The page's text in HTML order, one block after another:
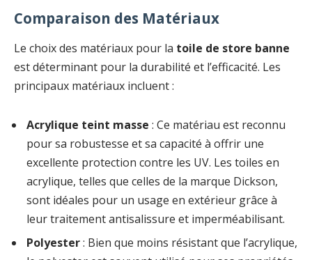
Comparaison des Matériaux
Le choix des matériaux pour la toile de store banne
est déterminant pour la durabilité et l’efficacité. Les
principaux matériaux incluent :
Acrylique teint masse : Ce matériau est reconnu
pour sa robustesse et sa capacité à offrir une
excellente protection contre les UV. Les toiles en
acrylique, telles que celles de la marque Dickson,
sont idéales pour un usage en extérieur grâce à
leur traitement antisalissure et imperméabilisant.
Polyester: Bien que moins résistant que l’acrylique,